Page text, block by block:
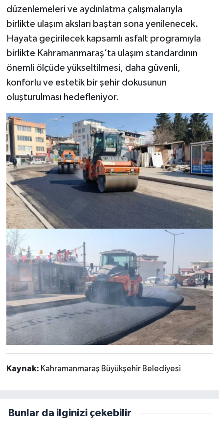
düzenlemeleri ve aydınlatma çalışmalarıyla
birlikte ulaşım aksları baştan sona yenilenecek.
Hayata geçirilecek kapsamlı asfalt programıyla
birlikte Kahramanmaraş’ta ulaşım standardının
önemli ölçüde yükseltilmesi, daha güvenli,
konforlu ve estetik bir şehir dokusunun
oluşturulması hedefleniyor.
Kaynak: Kahramanmaraş Büyükşehir Belediyesi
Bunlar da ilginizi çekebilir